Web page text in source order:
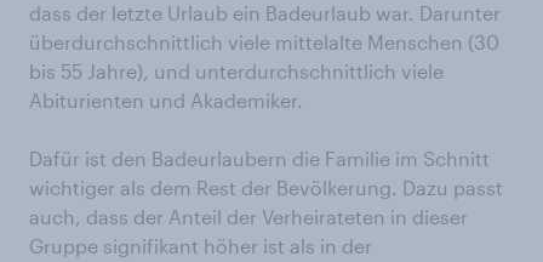
dass der letzte Urlaub ein Badeurlaub war. Darunter
überdurchschnittlich viele mittelalte Menschen (30
bis 55 Jahre), und unterdurchschnittlich viele
Abiturienten und Akademiker.
Dafür ist den Badeurlaubern die Familie im Schnitt
wichtiger als dem Rest der Bevölkerung. Dazu passt
auch, dass der Anteil der Verheirateten in dieser
Gruppe signifikant höher ist als in der